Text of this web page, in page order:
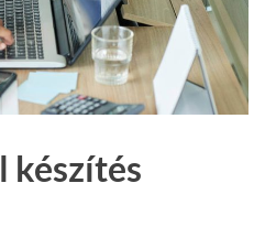
készítés